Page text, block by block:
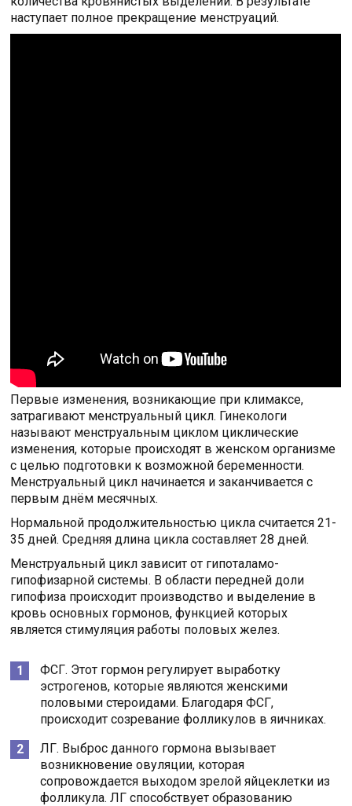
наступает полное прекращение менструаций.
Первые изменения, возникающие при климаксе,
затрагивают менструальный цикл. Гинекологи
называют менструальным циклом циклические
изменения, которые происходят в женском организме
с целью подготовки к возможной беременности.
Менструальный цикл начинается и заканчивается с
первым днём месячных.
Нормальной продолжительностью цикла считается 21-
35 дней. Средняя длина цикла составляет 28 дней.
Менструальный цикл зависит от гипоталамо-
гипофизарной системы. В области передней доли
гипофиза происходит производство и выделение в
кровь основных гормонов, функцией которых
является стимуляция работы половых желез.
ФСГ. Этот гормон регулирует выработку
эстрогенов, которые являются женскими
половыми стероидами. Благодаря ФСГ,
происходит созревание фолликулов в яичниках.
ЛГ. Выброс данного гормона вызывает
возникновение овуляции, которая
сопровождается выходом зрелой яйцеклетки из
фолликула. ЛГ способствует образованию